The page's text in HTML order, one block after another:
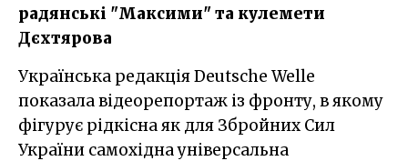
радянські "Максими" та кулемети
Дєхтярова
Українська редакція Deutsche Welle
показала відеорепортаж із фронту, в якому
фігурує рідкісна як для Збройних Сил
України самохідна універсальна